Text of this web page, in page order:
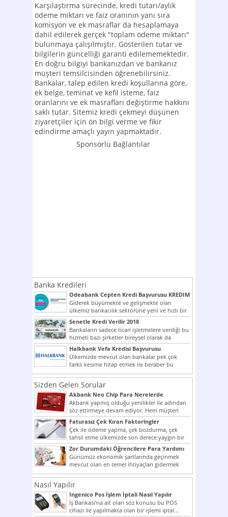
Karşılaştırma sürecinde, kredi tutarı/aylık
ödeme miktarı ve faiz oranının yanı sıra
komisyon ve ek masraflar da hesaplamaya
dahil edilerek gerçek "toplam ödeme miktarı"
bulunmaya çalışılmıştır. Gösterilen tutar ve
bilgilerin güncelliği garanti edilememektedir.
En doğru bilgiyi bankanızdan ve bankanız
müşteri temsilcisinden öğrenebilirsiniz.
Bankalar, talep edilen kredi koşullarına göre,
ek belge, teminat ve kefil isteme, faiz
oranlarını ve ek masrafları değiştirme hakkını
saklı tutar. Sitemiz kredi çekmeyi düşünen
ziyaretçiler için ön bilgi verme ve fikir
edindirme amaçlı yayın yapmaktadır.
Sponsorlu Bağlantılar
Banka Kredileri
Odeabank Cepten Kredi Başvurusu KREDIM
8444
Giderek büyümekte ve gelişmekte olan
ülkemiz bankacılık sektörüne yeni ve hızlı bir
giriş yapmış olan...
Senetle Kredi Verilir 2018
Bankaların sadece ticari işletmelere verdiği bu
hizmeti bazı şirketler bireysel olarak da
vermektedir. Senetle kredi...
Halkbank Vefa Kredisi Başvurusu
Ülkemizde mevcut olan bankalar pek çok
farklı kesime hitap etmek ile beraber bu
noktada son...
Sizden Gelen Sorular
Akbank Neo Chip Para Nerelerde
Kullanılır?
Akbank yapmış olduğu yenilikler ile adından
söz ettirmeye devam ediyor. Hem müşteri
potansiyelini arttırmak hem...
Faturasız Çek Kıran Faktoringler
Çek ile ödeme yapma, çek bozdurma, çek
tahsil etme ülkemizde son derece yaygın bir
şekilde...
Zor Durumdaki Öğrencilere Para Yardımı
Günümüz ekonomik şartlarında geçinmek
mevcut olan en temel ihtiyaçları gidermek
dahi son derece zor olmak...
Nasıl Yapılır
İngenico Pos İşlem İptali Nasıl Yapılır
İş Bankası’na ait olan söz konusu bu POS
cihazı ile yapılmakta olan bir işlemi iptal...